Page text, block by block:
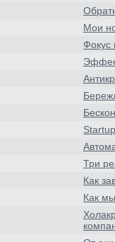
Мои
Фокус
Три
Как
Как